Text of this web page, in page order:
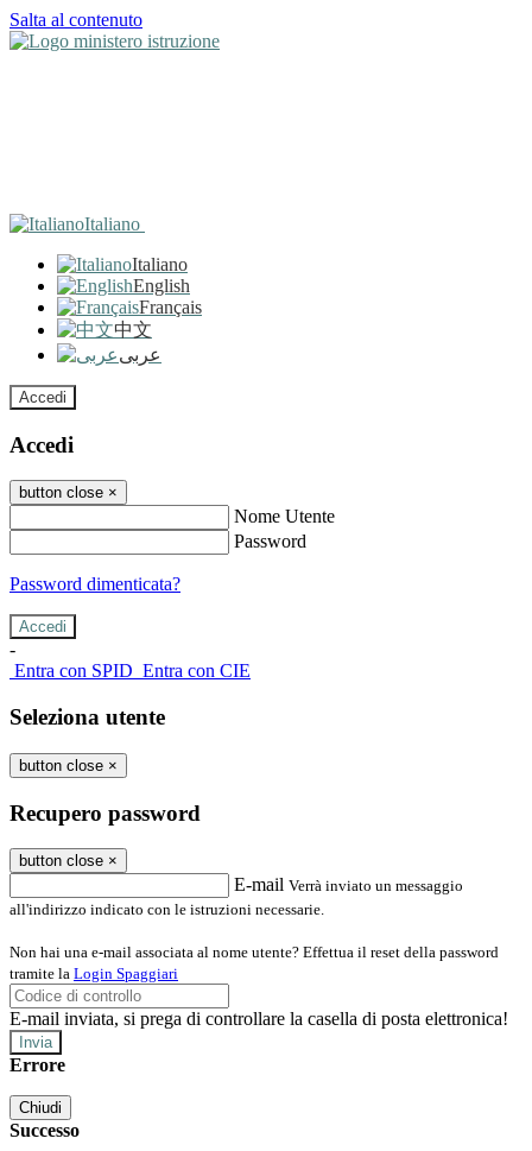
Salta al contenuto
Italiano
Italiano
English
Français
中文
عربى
Accedi
Accedi
button close ×
Nome Utente
Password
Password dimenticata?
-
Entra con SPID Entra con CIE
Seleziona utente
button close ×
Recupero password
button close ×
E-mail Verrà inviato un messaggio
all'indirizzo indicato con le istruzioni necessarie.
Non hai una e-mail associata al nome utente? Effettua il reset della password
tramite la Login Spaggiari
E-mail inviata, si prega di controllare la casella di posta elettronica!
Errore
Chiudi
Successo